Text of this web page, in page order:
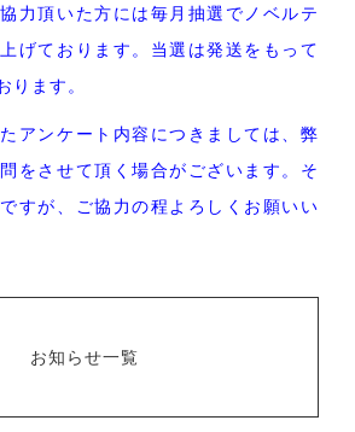
力頂いた方には毎月抽選でノベルテ
げております。当選は発送をもって
ります。
アンケート内容につきましては、弊
をさせて頂く場合がございます。そ
すが、ご協力の程よろしくお願いい
お知らせ一覧